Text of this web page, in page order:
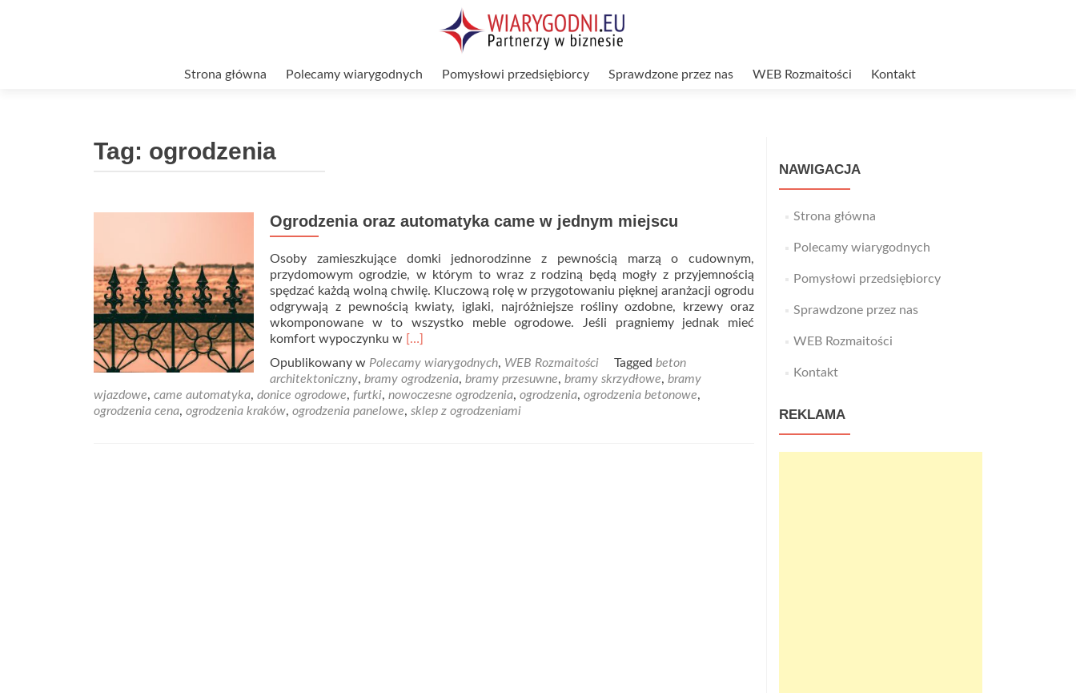
Strona główna Polecamy wiarygodnych Pomysłowi przedsiębiorcy Sprawdzone przez nas WEB Rozmaitości Kontakt
Tag: ogrodzenia
Ogrodzenia oraz automatyka came w jednym miejscu
Osoby zamieszkujące domki jednorodzinne z pewnością marzą o cudownym,
przydomowym ogrodzie, w którym to wraz z rodziną będą mogły z przyjemnością
spędzać każdą wolną chwilę. Kluczową rolę w przygotowaniu pięknej aranżacji ogrodu
odgrywają z pewnością kwiaty, iglaki, najróżniejsze rośliny ozdobne, krzewy oraz
wkomponowane w to wszystko meble ogrodowe. Jeśli pragniemy jednak mieć
komfort wypoczynku w Read
about
Ogrodzenia
oraz
automatyka
[…]
Opublikowany w Polecamy wiarygodnych, WEB Rozmaitości Tagged beton
architektoniczny, bramy ogrodzenia, bramy przesuwne, bramy skrzydłowe, bramy
wjazdowe, came automatyka, donice ogrodowe, furtki, nowoczesne ogrodzenia, ogrodzenia, ogrodzenia betonowe,
ogrodzenia cena, ogrodzenia kraków, ogrodzenia panelowe, sklep z ogrodzeniami
NAWIGACJA
Strona główna
Polecamy wiarygodnych
Pomysłowi przedsiębiorcy
Sprawdzone przez nas
WEB Rozmaitości
Kontakt
REKLAMA